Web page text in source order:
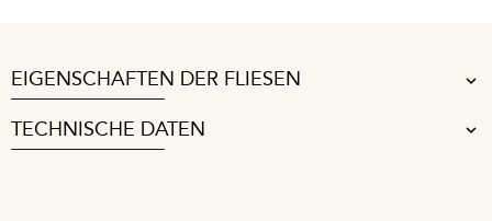
EIGENSCHAFTEN DER FLIESEN
TECHNISCHE DATEN